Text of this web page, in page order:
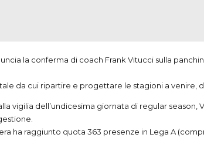
la conferma di coach Frank Vitucci sulla
da cui ripartire e progettare le stagioni a venire,
vigilia dell’undicesima giornata di regular
ha raggiunto quota 363 presenze in Lega A